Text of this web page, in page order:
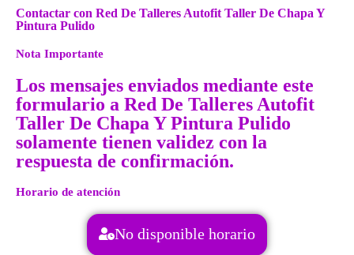
Contactar con Red De Talleres Autofit Taller De Chapa Y
Pintura Pulido
Nota Importante
Los mensajes enviados mediante este
formulario a Red De Talleres Autofit
Taller De Chapa Y Pintura Pulido
solamente tienen validez con la
respuesta de confirmación.
Horario de atención
No disponible horario